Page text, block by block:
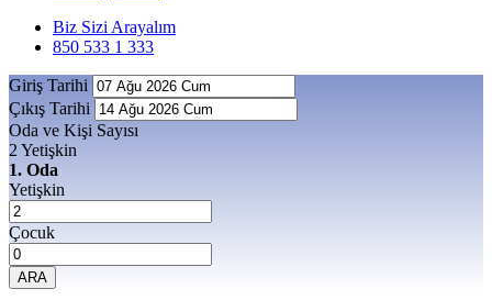
Biz Sizi Arayalım
850 533 1 333
Giriş Tarihi
Çıkış Tarihi
Oda ve Kişi Sayısı
2 Yetişkin
1. Oda
Yetişkin
Çocuk
ARA